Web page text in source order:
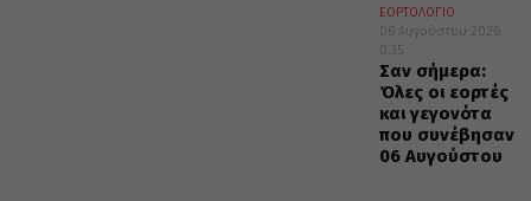
ΕΟΡΤΟΛΟΓΙΟ
06 Αυγούστου 2026
0:35
Σαν σήμερα:
Όλες οι εορτές
και γεγονότα
που συνέβησαν
06 Αυγούστου